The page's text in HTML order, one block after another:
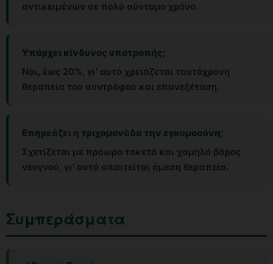
αντικειμένων σε πολύ σύντομο χρόνο.
Υπάρχει κίνδυνος υποτροπής;
Ναι, έως 20%, γι’ αυτό χρειάζεται ταυτόχρονη
θεραπεία του συντρόφου και επανεξέταση.
Επηρεάζει η τριχομονάδα την εγκυμοσύνη;
Σχετίζεται με πρόωρο τοκετό και χαμηλό βάρος
νεογνού, γι’ αυτό απαιτείται άμεση θεραπεία.
Συμπεράσματα